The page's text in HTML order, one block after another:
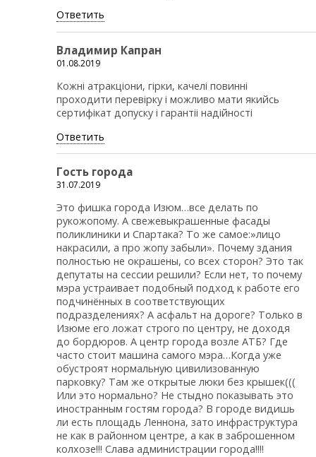
Ответить
Владимир Капран
01.08.2019
Кожні атракціони, гірки, качелі повинні
проходити перевірку і можливо мати якийсь
сертифікат допуску і гарантіі надійності
Ответить
Гость города
31.07.2019
Это фишка города Изюм…все делать по
рукожопому. А свежевыкрашенные фасады
поликлиники и Спартака? То же самое:»лицо
накрасили, а про жопу забыли». Почему здания
полностью не окрашены, со всех сторон? Это так
депутаты на сессии решили? Если нет, то почему
мэра устраивает подобный подход к работе его
подчинённых в соответствующих
подразделениях? А асфальт на дороге? Только в
Изюме его ложат строго по центру, не доходя
до бордюров. А центр города возле АТБ? Где
часто стоит машина самого мэра…Когда уже
обустроят нормальную цивилизованную
парковку? Там же открытые люки без крышек(((
Или это нормально? Не стыдно показывать это
иностранным гостям города? В городе видишь
ли есть площадь Леннона, зато инфраструктура
не как в районном центре, а как в заброшенном
колхозе!!! Слава администрации города!!!!